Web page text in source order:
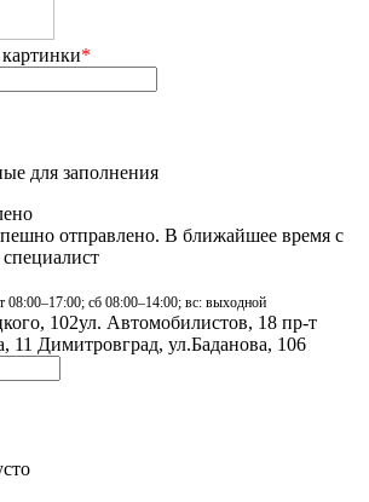
*
для заполнения
отправлено. В ближайшее время с
08:00–17:00; сб 08:00–14:00; вс: выходной
102ул. Автомобилистов, 18 пр-т
11 Димитровград, ул.Баданова, 106